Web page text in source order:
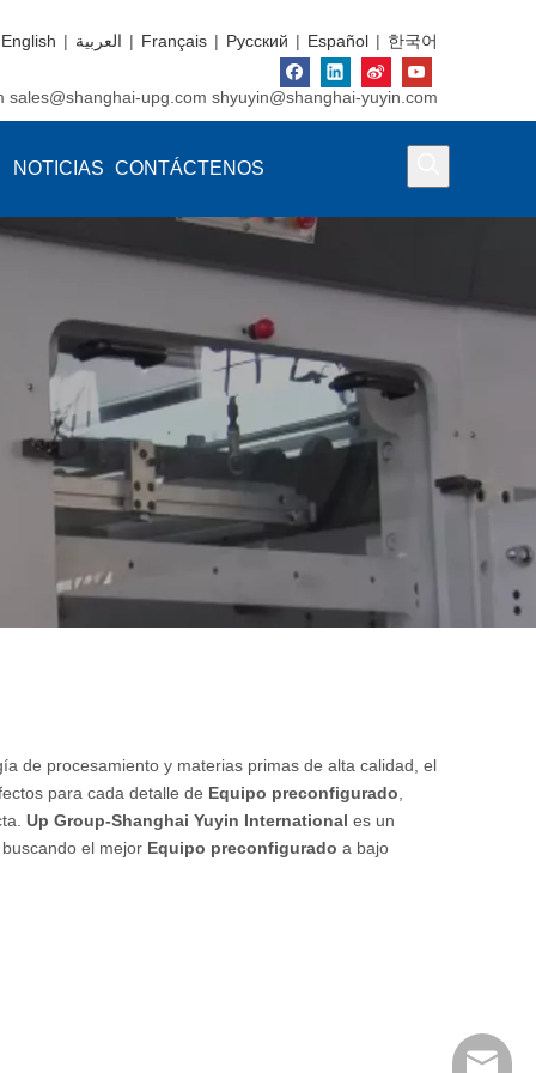
English | العربية | Français | Pусский | Español | 한국어
sales@shanghai-upg.com shyuyin@shanghai-yuyin.com
NOTICIAS CONTÁCTENOS
de procesamiento y materias primas de alta calidad, el
para cada detalle de Equipo preconfigurado
Up Group-Shanghai Yuyin International es un
el mejor Equipo preconfigurado a bajo